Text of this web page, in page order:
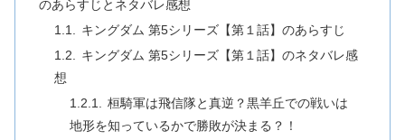
のあらすじとネタバレ感想
キングダム 第5シリーズ【第１話】のあらすじ
キングダム 第5シリーズ【第１話】のネタバレ感
想
桓騎軍は飛信隊と真逆？黒羊丘での戦いは
地形を知っているかで勝敗が決まる？！